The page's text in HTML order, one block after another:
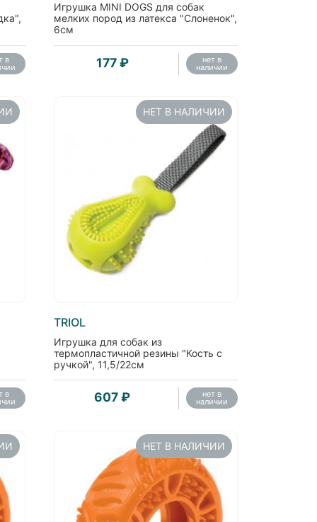
в
Игрушка MINI DOGS для собак
мелких пород из латекса "Слоненок",
6см
177 ₽ нет в
наличии
в
НЕТ В НАЛИЧИИ
TRIOL
Игрушка для собак из
термопластичной резины "Кость с
ручкой", 11,5/22см
607 ₽ нет в
наличии
НЕТ В НАЛИЧИИ